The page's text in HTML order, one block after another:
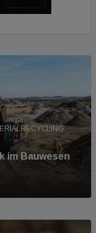
im Bauwesen